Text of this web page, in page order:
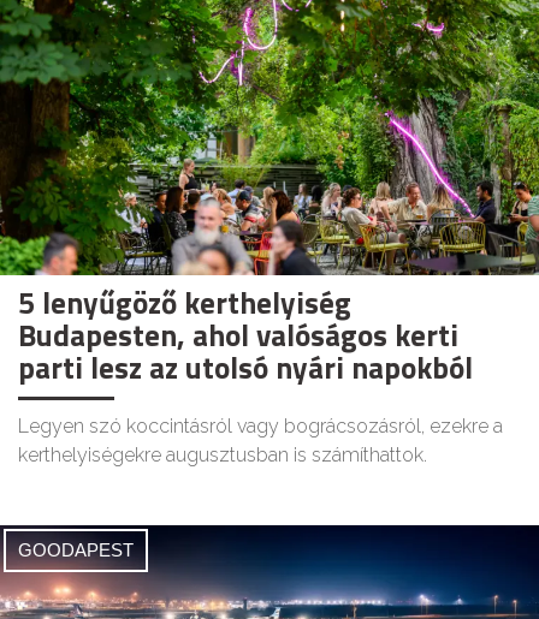
5 lenyűgöző kerthelyiség
Budapesten, ahol valóságos kerti
parti lesz az utolsó nyári napokból
Legyen szó koccintásról vagy bográcsozásról, ezekre a
kerthelyiségekre augusztusban is számíthattok.
GOODAPEST